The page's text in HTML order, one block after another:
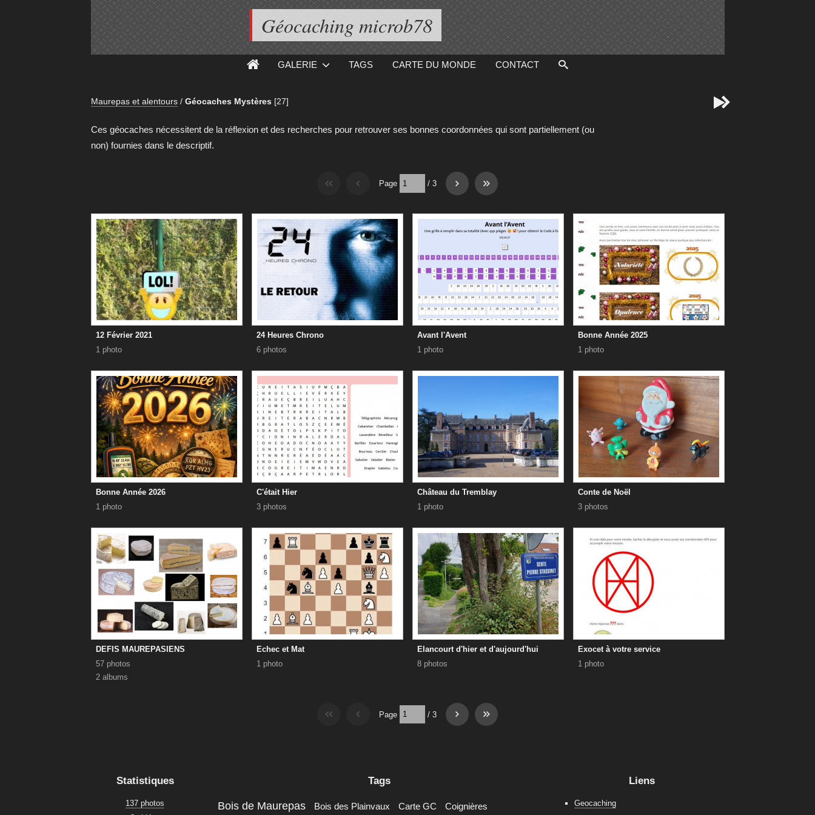
Géocaching microb78
GALERIE TAGS CARTE DU MONDE CONTACT
Maurepas et alentours / Géocaches Mystères [27] 
Ces géocaches nécessitent de la réflexion et des recherches pour retrouver ses bonnes coordonnées qui sont partiellement (ou
non) fournies dans le descriptif.
Page / 3
12 Février 2021
1 photo
24 Heures Chrono
6 photos
Avant l'Avent
1 photo
Bonne Année 2025
1 photo
Bonne Année 2026
1 photo
C'était Hier
3 photos
Château du Tremblay
1 photo
Conte de Noël
3 photos
DEFIS MAUREPASIENS
57 photos
2 albums
Echec et Mat
1 photo
Elancourt d'hier et d'aujourd'hui
8 photos
Exocet à votre service
1 photo
Page / 3
Statistiques
137 photos
Tags
Bois de Maurepas Bois des Plainvaux Carte GC Coignières
Liens
Geocaching